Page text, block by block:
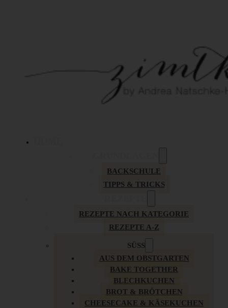
BACKSCHULE
TIPPS & TRICKS
REZEPTE NACH KATEGORIE
REZEPTE A-Z
SÜSS
AUS DEM OBSTGARTEN
BAKE TOGETHER
BLECHKUCHEN
BROT & BRÖTCHEN
CHEESECAKE & KÄSEKUCHEN